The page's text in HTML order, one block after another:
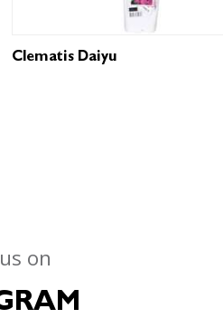
Clematis Daiyu
on